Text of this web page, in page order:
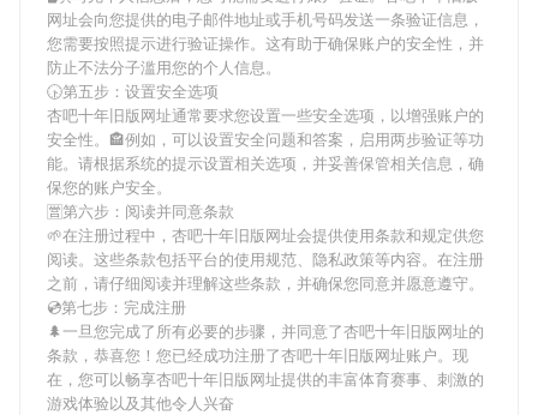
网址会向您提供的电子邮件地址或手机号码发送一条验证信息，
您需要按照提示进行验证操作。这有助于确保账户的安全性，并
防止不法分子滥用您的个人信息。
🕟第五步：设置安全选项
杏吧十年旧版网址通常要求您设置一些安全选项，以增强账户的
安全性。🏤例如，可以设置安全问题和答案，启用两步验证等功
能。请根据系统的提示设置相关选项，并妥善保管相关信息，确
保您的账户安全。
🈺第六步：阅读并同意条款
🌱在注册过程中， 杏吧十年旧版网址会提供使用条款和规定供您
阅读。这些条款包括平台的使用规范、隐私政策等内容。在注册
之前，请仔细阅读并理解这些条款，并确保您同意并愿意遵守。
💿第七步：完成注册
🌲一旦您完成了所有必要的步骤，并同意了杏吧十年旧版网址的
条款，恭喜您！您已经成功注册了杏吧十年旧版网址账户。现
在，您可以畅享杏吧十年旧版网址提供的丰富体育赛事、刺激的
游戏体验以及其他令人兴奋